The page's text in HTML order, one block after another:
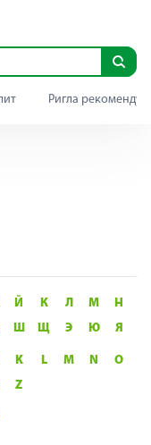
Ригла
Й К Л М
Н
Ш Щ Э Ю Я
K L M N
O
Z